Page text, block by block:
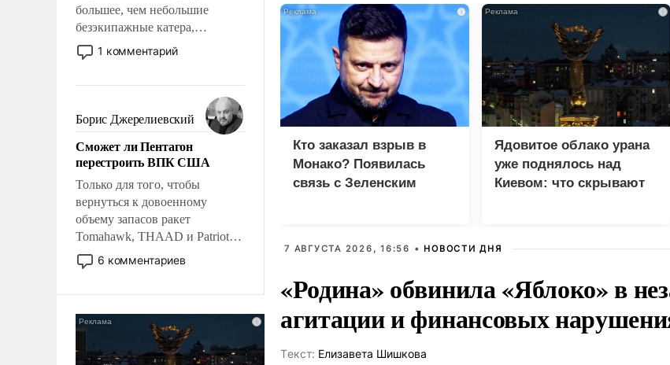
большее, чем небольшие
безэкипажные катера,
применение которых уже
стало обыденностью. Задача по
сложна и амбициозна. Однако
и ее реализация радикально
поднимет наши боевые
возможности.
1 комментарий
Борис Джерелиевский
Сможет ли Пентагон
перестроить ВПК США
Только для того, чтобы
вернуться к довоенному
объему запасов ракет
Tomahawk, THAAD и Patriot
США потребуется более трех
лет. Даже небольшая война с
Сложившаяся ситуация
означает многолетний период
уязвимости США, например,
6 комментариев
i
Кто заказал взрыв в
Монако? Появилась
связь с Зеленским
i
Ядовитое облако урана
уже поднялось над
Киевом: что скрывают
7 АВГУСТА 2026, 16:56 • НОВОСТИ ДНЯ
«Родина» обвинила «Яблоко» в
агитации и финансовых
Tекст: Елизавета Шишкова